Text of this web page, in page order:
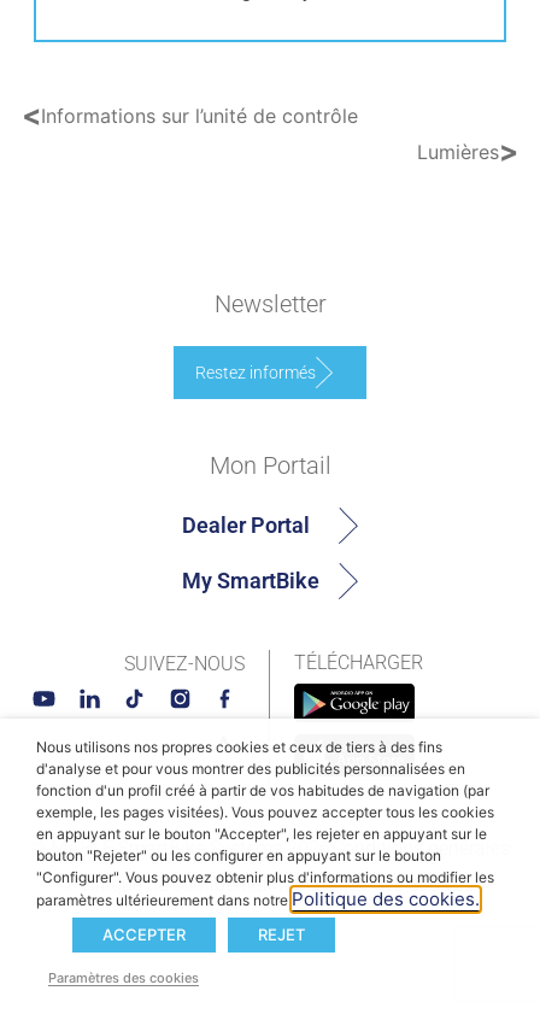
<Informations sur l’unité de contrôle
Lumières>
Newsletter
Restez informés
TÉLÉCHARGER
Mon Portail
Dealer Portal
My SmartBike
SUIVEZ-NOUS
© MAHLE SmartBike Systems 2026Conditions générales
Politique de confidentialitéPolitique des cookies
Nous utilisons nos propres cookies et ceux de tiers à des fins
d'analyse et pour vous montrer des publicités personnalisées en
fonction d'un profil créé à partir de vos habitudes de navigation (par
exemple, les pages visitées). Vous pouvez accepter tous les cookies
en appuyant sur le bouton "Accepter", les rejeter en appuyant sur le
bouton "Rejeter" ou les configurer en appuyant sur le bouton
"Configurer". Vous pouvez obtenir plus d'informations ou modifier les
paramètres ultérieurement dans notre Politique des cookies.
ACCEPTER REJET
Paramètres des cookies